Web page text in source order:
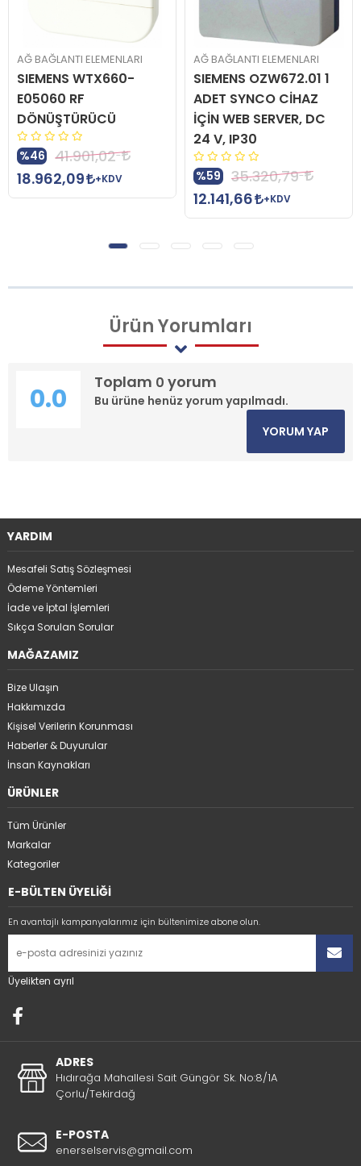
AĞ BAĞLANTI ELEMENLARI
SIEMENS WTX660-
E05060 RF
DÖNÜŞTÜRÜCÜ
%46
41.901,02
18.962,09
+KDV
AĞ BAĞLANTI ELEMENLARI
SIEMENS OZW672.01 1
ADET SYNCO CİHAZ
İÇİN WEB SERVER, DC
24 V, IP30
%59
35.320,79
12.141,66
+KDV
ÜrünYorumları
Toplam 0 yorum
Bu ürüne henüz yorum yapılmadı.
0.0
YORUM YAP
YARDIM
Mesafeli Satış Sözleşmesi
Ödeme Yöntemleri
İade ve İptal İşlemleri
Sıkça Sorulan Sorular
MAĞAZAMIZ
Bize Ulaşın
Hakkımızda
Kişisel Verilerin Korunması
Haberler & Duyurular
İnsan Kaynakları
ÜRÜNLER
Tüm Ürünler
Markalar
Kategoriler
E-BÜLTEN ÜYELİĞİ
En avantajlı kampanyalarımız için bültenimize abone olun.
Üyelikten ayrıl
ADRES
Hıdırağa Mahallesi Sait Güngör Sk. No:8/1A
Çorlu/Tekirdağ
E-POSTA
enerselservis@gmail.com